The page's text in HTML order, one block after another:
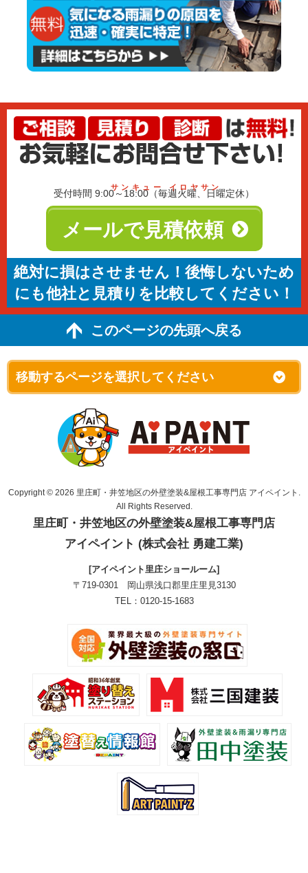
サンキュー イロヤサン
受付時間 9:00～18:00（毎週火曜、日曜定休）
メールで見積依頼
絶対に損はさせません！後悔しないため
にも他社と見積りを比較してください！
このページの先頭へ戻る
Copyright © 2026 里庄町・井笠地区の外壁塗装&屋根工事専門店 アイペイント.
All Rights Reserved.
里庄町・井笠地区の外壁塗装&屋根工事専門店
アイペイント (株式会社 勇建工業)
[アイペイント里庄ショールーム]
〒719-0301 岡山県浅口郡里庄里見3130
TEL：0120-15-1683